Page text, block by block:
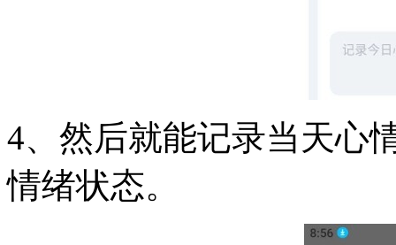
4、然后就能记录当天心
情绪状态。